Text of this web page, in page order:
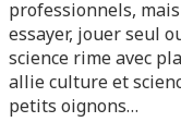
professionnels,
essayer, jouer seul
science rime avec
allie culture et
petits oignons…